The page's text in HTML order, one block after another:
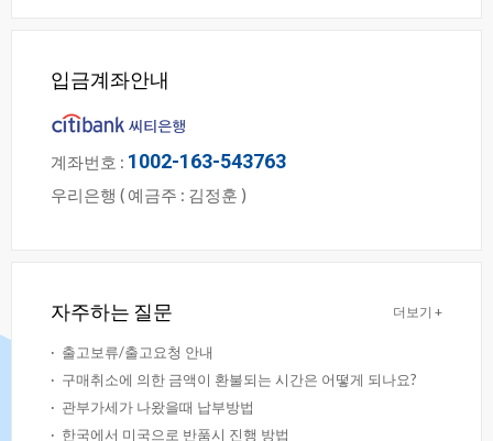
입금계좌안내
계좌번호: 1002-163-543763
우리은행(예금주:김정훈)
자주하는질문 더보기+
· 출고보류/출고요청안내
· 구매취소에의한금액이환불되는시간은어떻게되나요?
· 관부가세가나왔을때납부방법
· 한국에서미국으로반품시진행방법